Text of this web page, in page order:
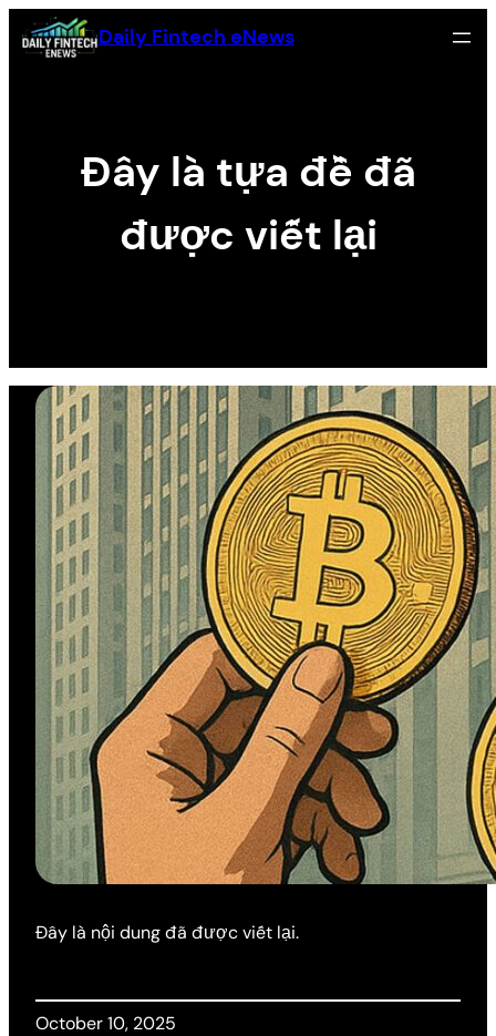
Skip
to
Daily Fintech eNews
Đây là tựa đề đã
được viết lại
Đây là nội dung đã được viết lại.
October 10, 2025